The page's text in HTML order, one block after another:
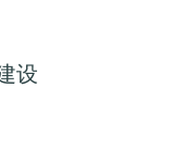
设